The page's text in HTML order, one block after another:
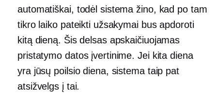
automatiškai, todėl sistema žino, kad po tam
tikro laiko pateikti užsakymai bus apdoroti
kitą dieną. Šis delsas apskaičiuojamas
pristatymo datos įvertinime. Jei kita diena
yra jūsų poilsio diena, sistema taip pat
atsižvelgs į tai.